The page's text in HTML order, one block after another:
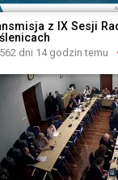
z IX Sesji
562 dni 14 godzin temu